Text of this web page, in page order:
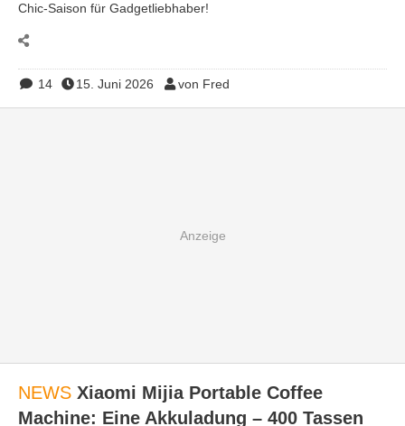
Chic-Saison für Gadgetliebhaber!
14 15. Juni 2026 von Fred
NEWS Xiaomi Mijia Portable Coffee
Machine: Eine Akkuladung – 400 Tassen